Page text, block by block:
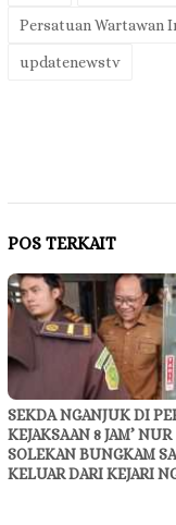
Persatuan Wartawan
updatenewstv
POS TERKAIT
SEKDA NGANJUK DI
KEJAKSAAN 8 JAM’ NUR
SOLEKAN BUNGKAM
KELUAR DARI KEJARI